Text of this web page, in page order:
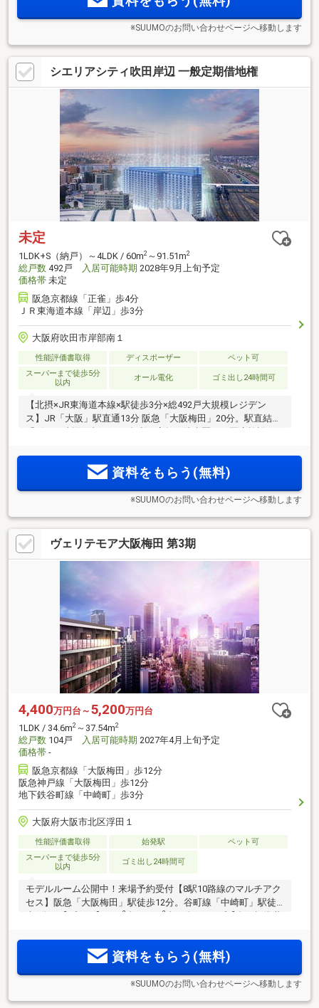
※SUUMOのお問い合わせページへ移動します
シエリアシティ吹田岸辺 一般定期借地権
未定
1LDK+S（納戸）～4LDK / 60m2 ～91.51m2
総戸数 492戸 入居可能時期 2028年9月上旬予定
価格帯 未定
阪急京都線「正雀」歩4分
ＪＲ東海道本線「岸辺」歩3分
大阪府吹田市岸部南１
性能評価書取得 ディスポーザー
ペット可
スーパーまで徒歩5分
以内
オール電化 ゴミ出し24時間可
【北摂×JR東海道本線×駅徒歩3分×総492戸大規模レジデン
ス】JR「大阪」駅直通13分 阪急「大阪梅田」20分。駅直結
かな潤いを享受。全戸ウォークインクロゼット設置。豊富な
プランが自由度の高い暮らしを資料をもらう(無料)
※SUUMOのお問い合わせページへ移動します
ヴェリテモア大阪梅田 第3期
4,400万円台～ 5,200万円台
1LDK / 34.6m2 ～37.54m2
総戸数 104戸 入居可能時期 2027年4月上旬予定
価格帯 -
阪急京都線「大阪梅田」歩12分
阪急神戸線「大阪梅田」歩12分
地下鉄谷町線「中崎町」歩3分
大阪府大阪市北区浮田１
性能評価書取得 始発駅
ペット可
スーパーまで徒歩5分
以内
ゴミ出し24時間可
モデルルーム公開中！来場予約受付【8駅10路線のマルチアク
セス】阪急「大阪梅田」駅徒歩12分。谷町線「中崎町」駅徒
歩3分。【プラン】34m
2 台～50m 2 台・全8タイプ【全戸標準装
ス衣類乾燥機「乾太くん」。ホテルライクな内廊下設計も魅
資料をもらう(無料)
※SUUMOのお問い合わせページへ移動します